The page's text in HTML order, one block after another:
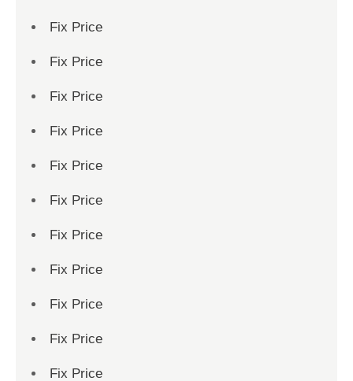
Fix Price
Fix Price
Fix Price
Fix Price
Fix Price
Fix Price
Fix Price
Fix Price
Fix Price
Fix Price
Fix Price